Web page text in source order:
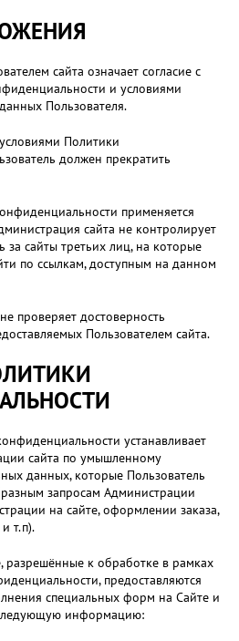
сайта означает согласие с
и условиями
Пользователя.
Политики
должен прекратить
применяется
сайта не контролирует
за сайты третьих лиц, на которые
по ссылкам, доступным на данном
проверяет достоверность
Пользователем сайта.
устанавливает
сайта по умышленному
данных, которые Пользователь
запросам Администрации
на сайте, оформлении заказа,
т.п).
разрешённые к обработке в рамках
предоставляются
специальных форм на Сайте и
информацию: